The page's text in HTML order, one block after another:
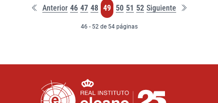
Primera
página
Anterior Página
46 Página
47 Página
48 Página
49 Página
50 Página
51 Página
52 Siguiente
Última
página
46 - 52 de 54 páginas